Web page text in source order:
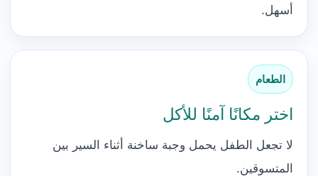
أسهل.
الطعام
اختر مكانًا آمنًا للأكل
لا تجعل الطفل يحمل وجبة ساخنة أثناء السير بين
المتسوقين.